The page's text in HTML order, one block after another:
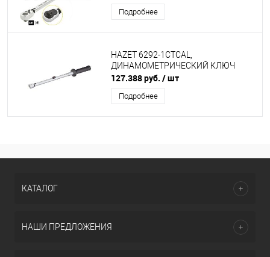
Подробнее
HAZET 6292-1CTCAL,
ДИНАМОМЕТРИЧЕСКИЙ КЛЮЧ
127.388 руб. / шт
Подробнее
КАТАЛОГ
НАШИ ПРЕДЛОЖЕНИЯ